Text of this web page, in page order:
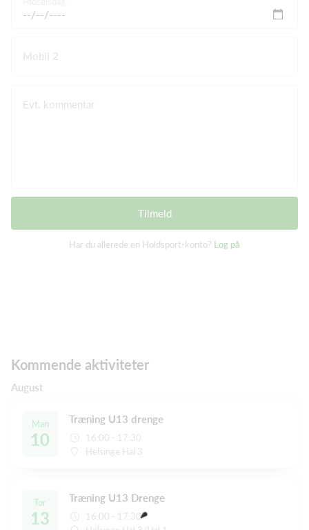
Mobil 2
Evt. kommentar
Tilmeld
Har du allerede en Holdsport-konto? Log på
Kommende aktiviteter
August
Man
10
Træning U13 drenge
16:00 - 17:30
Helsinge Hal 3
Tor
13
Træning U13 Drenge
16:00 - 17:30